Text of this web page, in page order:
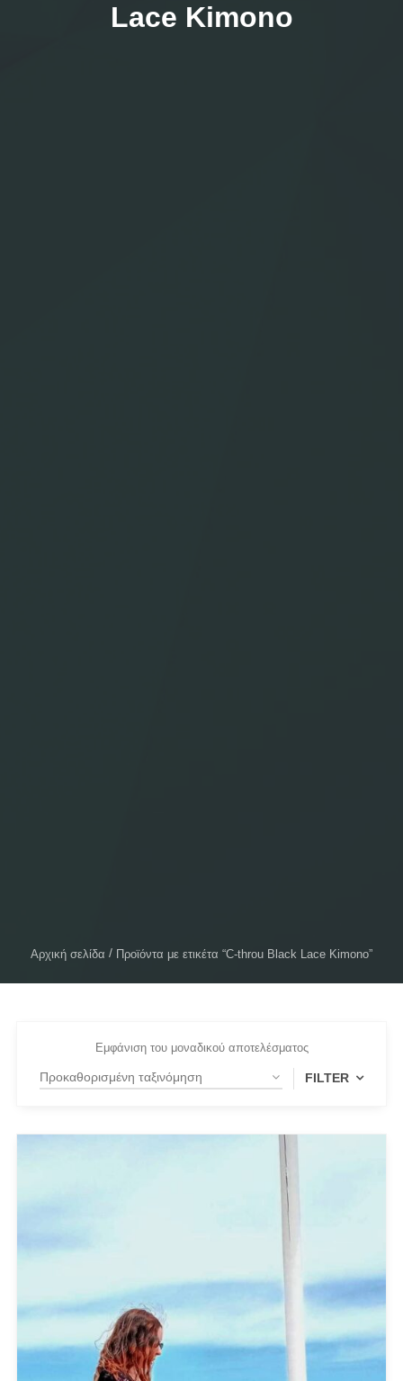
Lace Kimono
Αρχική σελίδα Προϊόντα με ετικέτα “C-throu Black Lace Kimono”
Εμφάνιση του μοναδικού αποτελέσματος
FILTER
Actitude Twinset
ANTIDOTE KNITWEAR
ARGALIOS